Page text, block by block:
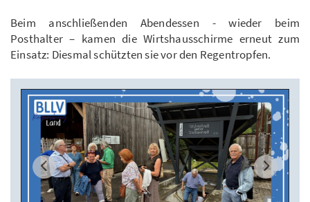
Beim anschließenden Abendessen - wieder beim
Posthalter – kamen die Wirtshausschirme erneut zum
Einsatz: Diesmal schützten sie vor den Regentropfen.